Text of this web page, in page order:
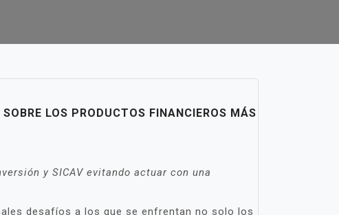
LOS PRODUCTOS FINANCIEROS MÁS
y SICAV evitando actuar con una
desafíos a los que se enfrentan no solo los